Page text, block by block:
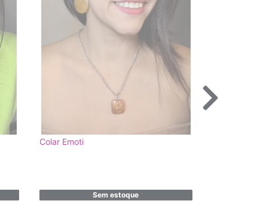
Colar Emoti
Sem estoque